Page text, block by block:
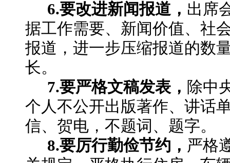
6.要改进新闻报道， 出席
据工作需要、新闻价值、社
报道，进一步压缩报道的数
长。
7.要严格文稿发表， 除中
个人不公开出版著作、讲话
信、贺电，不题词、题字。
8.要厉行勤俭节约， 严格